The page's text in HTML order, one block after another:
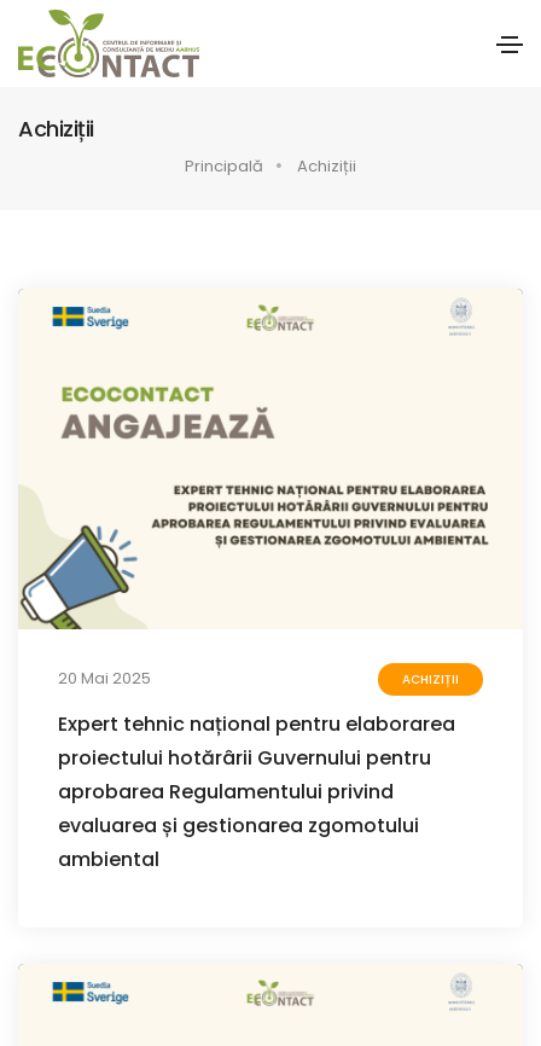
Achiziții
Principală Achiziții
20 Mai 2025 ACHIZIȚII
Expert tehnic național pentru elaborarea
proiectului hotărârii Guvernului pentru
aprobarea Regulamentului privind
evaluarea și gestionarea zgomotului
ambiental